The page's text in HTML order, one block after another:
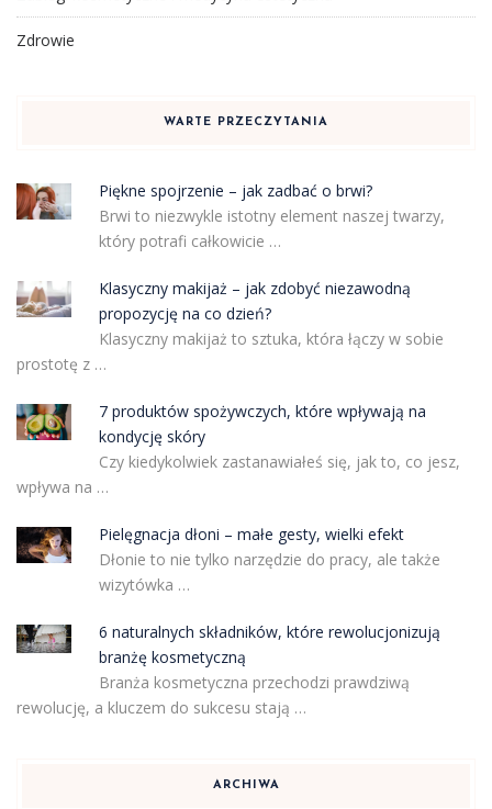
Zdrowie
WARTE PRZECZYTANIA
Piękne spojrzenie – jak zadbać o brwi?
Brwi to niezwykle istotny element naszej twarzy,
który potrafi całkowicie …
Klasyczny makijaż – jak zdobyć niezawodną
propozycję na co dzień?
Klasyczny makijaż to sztuka, która łączy w sobie
prostotę z …
7 produktów spożywczych, które wpływają na
kondycję skóry
Czy kiedykolwiek zastanawiałeś się, jak to, co jesz,
wpływa na …
Pielęgnacja dłoni – małe gesty, wielki efekt
Dłonie to nie tylko narzędzie do pracy, ale także
wizytówka …
6 naturalnych składników, które rewolucjonizują
branżę kosmetyczną
Branża kosmetyczna przechodzi prawdziwą
rewolucję, a kluczem do sukcesu stają …
ARCHIWA